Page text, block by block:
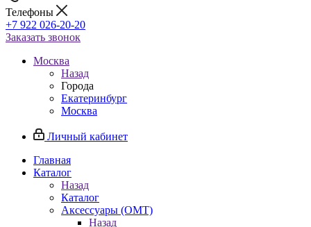
Телефоны
+7 922 026-20-20
Заказать звонок
Москва
Назад
Города
Екатеринбург
Москва
Личный кабинет
Главная
Каталог
Назад
Каталог
Аксессуары (OMT)
Назад